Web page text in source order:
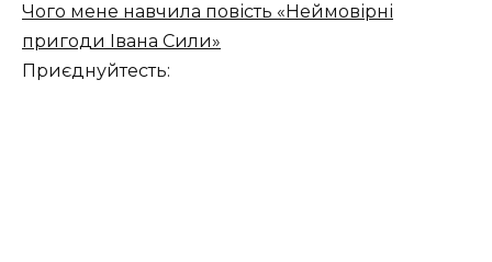
Чого мене навчила повість «Неймовірні
пригоди Івана Сили»
Приєднуйтесть: